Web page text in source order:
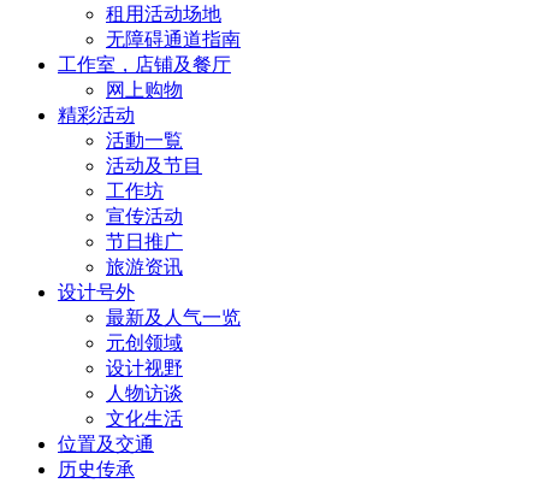
租用活动场地
无障碍通道指南
工作室，店铺及餐厅
网上购物
精彩活动
活動一覧
活动及节目
工作坊
宣传活动
节日推广
旅游资讯
设计号外
最新及人气一览
元创领域
设计视野
人物访谈
文化生活
位置及交通
历史传承